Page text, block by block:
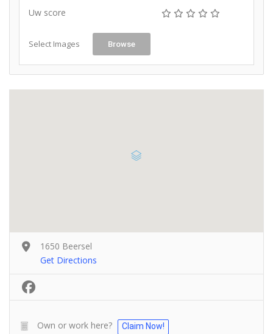
Uw score
Select Images Browse
1650 Beersel
Get Directions
Own or work here? Claim Now!